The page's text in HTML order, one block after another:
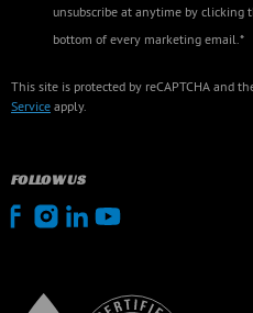
unsubscribe at anytime by clicking
bottom of every marketing email.*
This site is protected by reCAPTCHA and
Service apply.
FOLLOW US